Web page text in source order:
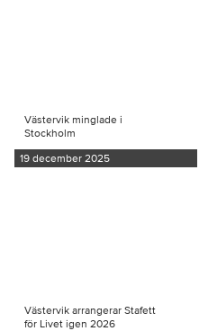
Västervik minglade i
Stockholm
19 december 2025
Västervik arrangerar Stafett
för Livet igen 2026